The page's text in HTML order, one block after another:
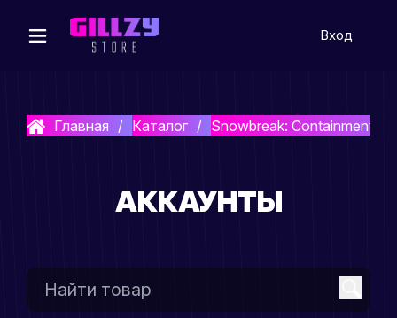
Вход
Главная Каталог Snowbreak: Containment
АККАУНТЫ